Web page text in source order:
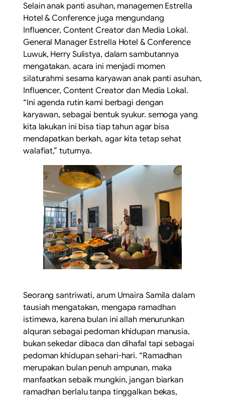
Selain anak panti asuhan, managemen Estrella
Hotel & Conference juga mengundang
Influencer, Content Creator dan Media Lokal.
General Manager Estrella Hotel & Conference
Luwuk, Herry Sulistya, dalam sambutannya
mengatakan. acara ini menjadi momen
silaturahmi sesama karyawan anak panti asuhan,
Influencer, Content Creator dan Media Lokal.
“Ini agenda rutin kami berbagi dengan
karyawan, sebagai bentuk syukur. semoga yang
kita lakukan ini bisa tiap tahun agar bisa
mendapatkan berkah, agar kita tetap sehat
walafiat,” tuturnya.
Seorang santriwati, arum Umaira Samila dalam
tausiah mengatakan, mengapa ramadhan
istimewa, karena bulan ini allah menurunkan
alquran sebagai pedoman khidupan manusia,
bukan sekedar dibaca dan dihafal tapi sebagai
pedoman khidupan sehari-hari. “Ramadhan
merupakan bulan penuh ampunan, maka
manfaatkan sebaik mungkin, jangan biarkan
ramadhan berlalu tanpa tinggalkan bekas,